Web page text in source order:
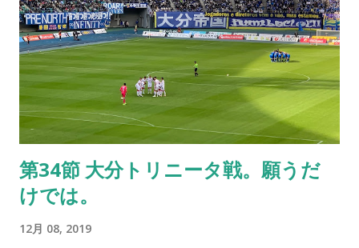
ていた広瀬武夫中佐。”軍神”と崇め奉られる基準は他に任せる
として、やはり旅順港閉塞作戦のインパクトだろう。 日露戦争
というと二百三高地、日本海海戦に目が行きがちだ。だが、こ
の旅順港閉塞作戦やそれ以外にも外交交渉などという日本が持
つすべての力を結集してことに臨んでいたと思うと、この戦さ
を肯定も否定もするつもりはないがそれ以上に日本という国の
底力を垣間見た気がする。 確かに縦割りの組織構造や確執がな
かったわけではないのだろうが、有事の際の日本人がどれほど
強かったのかを改めて感じる良い機会となった。閉塞作戦で使
目頭が熱くなった。急な階段を登って行くだけの価値はあっ
第34節 大分トリニータ戦。願うだ
けでは。
12月 08, 2019